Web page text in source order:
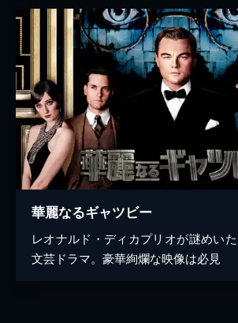
華麗なるギャツビー
レオナルド・ディカプリオが謎めい
文芸ドラマ。豪華絢爛な映像は必見